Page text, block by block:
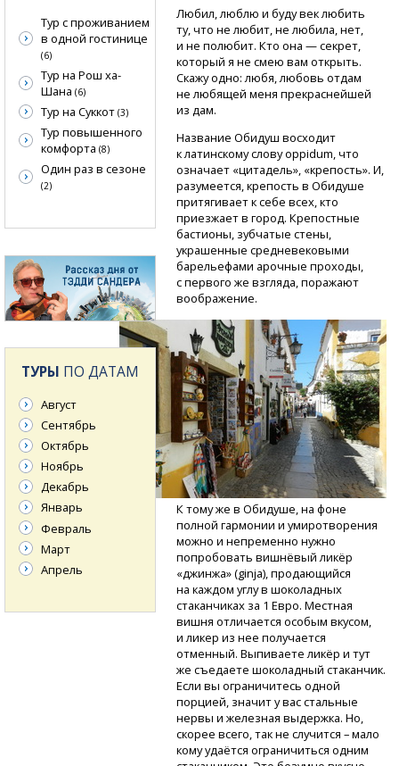
Любил, люблю и буду век любить
ту, что не любит, не любила, нет,
и не полюбит. Кто она — секрет,
который я не смею вам открыть.
Скажу одно: любя, любовь отдам
не любящей меня прекраснейшей
из дам.
Название Обидуш восходит
к латинскому слову oppidum, что
означает «цитадель», «крепость». И,
разумеется, крепость в Обидуше
притягивает к себе всех, кто
приезжает в город. Крепостные
бастионы, зубчатые стены,
украшенные средневековыми
барельефами арочные проходы,
с первого же взгляда, поражают
воображение.
К тому же в Обидуше, на фоне
полной гармонии и умиротворения
можно и непременно нужно
попробовать вишнёвый ликёр
«джинжа» (ginja), продающийся
на каждом углу в шоколадных
стаканчиках за 1 Евро. Местная
вишня отличается особым вкусом,
и ликер из нее получается
отменный. Выпиваете ликёр и тут
же съедаете шоколадный стаканчик.
Если вы ограничитесь одной
порцией, значит у вас стальные
нервы и железная выдержка. Но,
скорее всего, так не случится – мало
кому удаётся ограничиться одним
Тур с проживанием
в одной гостинице
(6)
Тур на Рош ха-
Шана (6)
Тур на Суккот (3)
Тур повышенного
комфорта (8)
Один раз в сезоне
(2)
ТУРЫ ПО ДАТАМ
Август
Сентябрь
Октябрь
Ноябрь
Декабрь
Январь
Февраль
Март
Апрель